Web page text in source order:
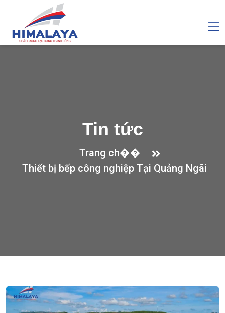
Tin tức
Trang ch��
Thiết bị bếp công nghiệp Tại Quảng Ngãi